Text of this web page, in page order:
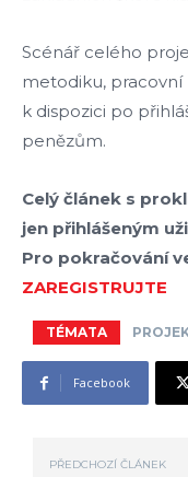
Scénář celého
metodiku, pracovní
k dispozici po
penězům.
Celý článek s
jen přihlášeným
Pro pokračování
ZAREGISTRUJTE
TÉMATA
Facebook
PŘEDCHOZÍ ČLÁNEK